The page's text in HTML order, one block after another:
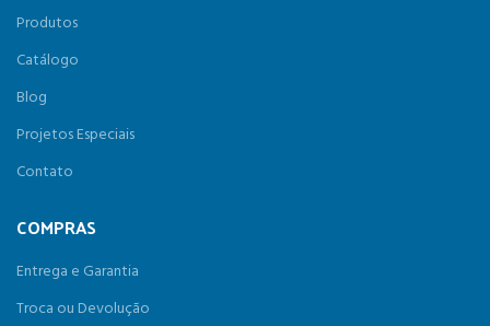
Produtos
Catálogo
Blog
Projetos Especiais
Contato
COMPRAS
Entrega e Garantia
Troca ou Devolução